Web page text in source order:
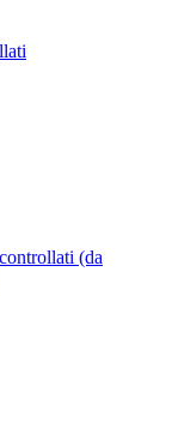
(da